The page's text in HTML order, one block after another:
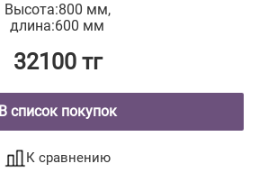
Высота:800 мм,
длина:600 мм
32100 тг
В список покупок
К сравнению